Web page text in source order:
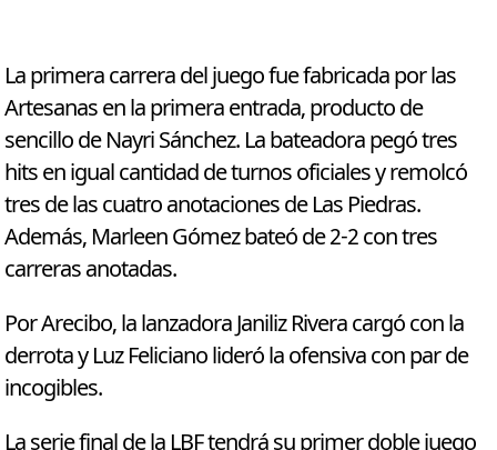
La primera carrera del juego fue fabricada por las
Artesanas en la primera entrada, producto de
sencillo de Nayri Sánchez. La bateadora pegó tres
hits en igual cantidad de turnos oficiales y remolcó
tres de las cuatro anotaciones de Las Piedras.
Además, Marleen Gómez bateó de 2-2 con tres
carreras anotadas.
Por Arecibo, la lanzadora Janiliz Rivera cargó con la
derrota y Luz Feliciano lideró la ofensiva con par de
incogibles.
La serie final de la LBF tendrá su primer doble juego